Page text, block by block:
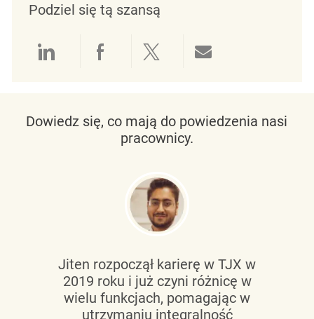
Podziel się tą szansą
Udostępnianie przez LinkedIn
Udostępnianie przez
Udostępnij przez
Dowiedz się, co mają do powiedzenia nasi
pracownicy.
Jiten rozpoczął karierę w TJX w
2019 roku i już czyni różnicę w
wielu funkcjach, pomagając w
utrzymaniu integralność